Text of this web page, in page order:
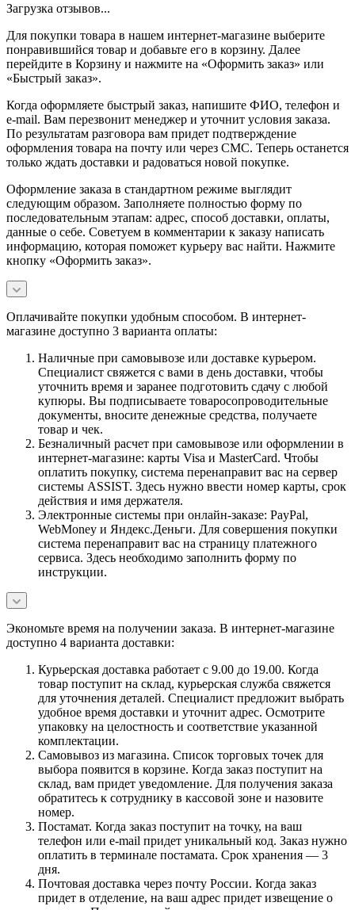
Загрузка отзывов...
Для покупки товара в нашем интернет-магазине выберите
понравившийся товар и добавьте его в корзину. Далее
перейдите в Корзину и нажмите на «Оформить заказ» или
«Быстрый заказ».
Когда оформляете быстрый заказ, напишите ФИО, телефон и
e-mail. Вам перезвонит менеджер и уточнит условия заказа.
По результатам разговора вам придет подтверждение
оформления товара на почту или через СМС. Теперь останется
только ждать доставки и радоваться новой покупке.
Оформление заказа в стандартном режиме выглядит
следующим образом. Заполняете полностью форму по
последовательным этапам: адрес, способ доставки, оплаты,
данные о себе. Советуем в комментарии к заказу написать
информацию, которая поможет курьеру вас найти. Нажмите
кнопку «Оформить заказ».
Оплачивайте покупки удобным способом. В интернет-
магазине доступно 3 варианта оплаты:
Наличные при самовывозе или доставке курьером.
Специалист свяжется с вами в день доставки, чтобы
уточнить время и заранее подготовить сдачу с любой
купюры. Вы подписываете товаросопроводительные
документы, вносите денежные средства, получаете
товар и чек.
Безналичный расчет при самовывозе или оформлении в
интернет-магазине: карты Visa и MasterCard. Чтобы
оплатить покупку, система перенаправит вас на сервер
системы ASSIST. Здесь нужно ввести номер карты, срок
действия и имя держателя.
Электронные системы при онлайн-заказе: PayPal,
WebMoney и Яндекс.Деньги. Для совершения покупки
система перенаправит вас на страницу платежного
сервиса. Здесь необходимо заполнить форму по
инструкции.
Экономьте время на получении заказа. В интернет-магазине
доступно 4 варианта доставки:
Курьерская доставка работает с 9.00 до 19.00. Когда
товар поступит на склад, курьерская служба свяжется
для уточнения деталей. Специалист предложит выбрать
удобное время доставки и уточнит адрес. Осмотрите
упаковку на целостность и соответствие указанной
комплектации.
Самовывоз из магазина. Список торговых точек для
выбора появится в корзине. Когда заказ поступит на
склад, вам придет уведомление. Для получения заказа
обратитесь к сотруднику в кассовой зоне и назовите
номер.
Постамат. Когда заказ поступит на точку, на ваш
телефон или e-mail придет уникальный код. Заказ нужно
оплатить в терминале постамата. Срок хранения — 3
дня.
Почтовая доставка через почту России. Когда заказ
придет в отделение, на ваш адрес придет извещение о